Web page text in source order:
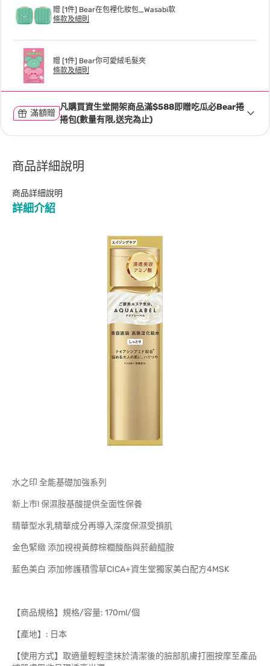
贈 [1件] Bear在包裡化妝包_Wasabi款
條款及細則
贈 [1件] Bear你可愛絨毛髮夾
條款及細則
滿額贈
凡購買資生堂開架商品滿$588即贈吃瓜必Bear捲
捲包(數量有限,送完為止)
商品詳細說明
商品詳細說明
詳細介紹
水之印 全能基礎加強系列
新上市! 保濕胺基酸提供全面性保養
精華型水乳精華成分再導入深度保濕受損肌
金色緊緻 添加視視黃醇棕櫚酸酯與菸鹼醯胺
藍色美白 添加修護積雪草CICA+資生堂獨家美白配方4MSK
【商品規格】規格/容量: 170ml/個
【產地】: 日本
【使用方式】取適量輕輕塗抹於清潔後的臉部肌膚打圈按摩至產品